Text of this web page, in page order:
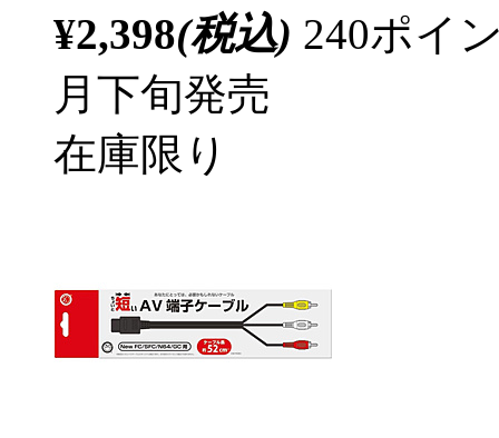
¥2,398(税込) 240ポイ
月下旬発売
在庫限り